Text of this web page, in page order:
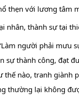
thẹn với lương tâm
nhân, thành sự tại
người phải mưu
sự thành công, đạt
thế nào, tranh giành
thường lại không